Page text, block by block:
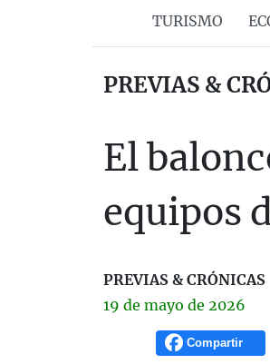
TURISMO
PREVIAS &
El
equipos
PREVIAS & CRÓNICAS
19 de mayo de 2026
Compartir